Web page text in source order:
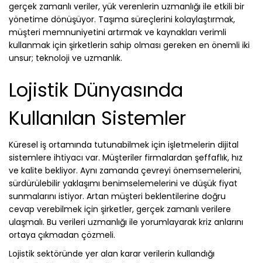
gerçek zamanlı veriler, yük verenlerin uzmanlığı ile etkili bir
yönetime dönüşüyor. Taşıma süreçlerini kolaylaştırmak,
müşteri memnuniyetini artırmak ve kaynakları verimli
kullanmak için şirketlerin sahip olması gereken en önemli iki
unsur; teknoloji ve uzmanlık.
Lojistik Dünyasında
Kullanılan Sistemler
Küresel iş ortamında tutunabilmek için işletmelerin dijital
sistemlere ihtiyacı var. Müşteriler firmalardan şeffaflık, hız
ve kalite bekliyor. Aynı zamanda çevreyi önemsemelerini,
sürdürülebilir yaklaşımı benimselemelerini ve düşük fiyat
sunmalarını istiyor. Artan müşteri beklentilerine doğru
cevap verebilmek için şirketler, gerçek zamanlı verilere
ulaşmalı. Bu verileri uzmanlığı ile yorumlayarak kriz anlarını
ortaya çıkmadan çözmeli.
Lojistik sektöründe yer alan karar verilerin kullandığı